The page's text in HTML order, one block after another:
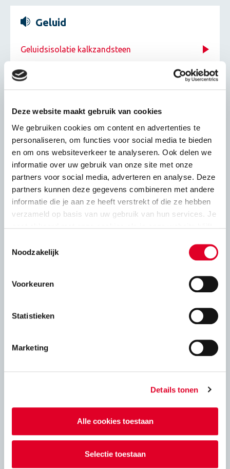
Deze website maakt gebruik van cookies
We gebruiken cookies om content en advertenties te
personaliseren, om functies voor social media te bieden
en om ons websiteverkeer te analyseren. Ook delen we
informatie over uw gebruik van onze site met onze
partners voor social media, adverteren en analyse. Deze
partners kunnen deze gegevens combineren met andere
informatie die je aan ze heeft verstrekt of die ze hebben
verzameld op basis van uw gebruik van hun services. Je
gaat akkoord met onze cookies als je onze website blijft
Noodzakelijk
Voorkeuren
Statistieken
Marketing
Details tonen
Alle cookies toestaan
Selectie toestaan
Geluid
Geluidsisolatie kalkzandsteen
Leidingschachten kalkzandsteen
Adviesbladen
Constructief
Druksterkte en rekenwaarde
Stabiliteit
vloeren
Gewapend lijmwerk
Windbelasting op gevels
VNK statica 6.0
Eigenschapppen kalkzandsteenproducten